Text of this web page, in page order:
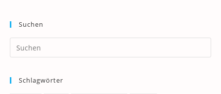
Suchen
Schlagwörter